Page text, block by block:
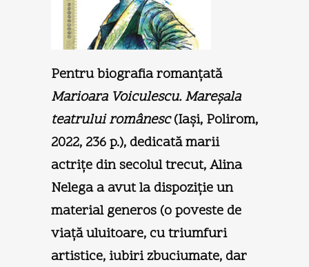
Pentru biografia romanţată
Marioara Voiculescu. Mareşala
teatrului românesc(Iaşi, Polirom,
2022, 236 p.), dedicată marii
actriţe din secolul trecut, Alina
Nelega a avut la dispoziţie un
material generos (o poveste de
viaţă uluitoare, cu triumfuri
artistice, iubiri zbuciumate, dar